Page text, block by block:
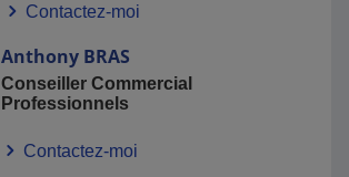
Contactez-moi
Anthony BRAS
Conseiller Commercial
Professionnels
Contactez-moi